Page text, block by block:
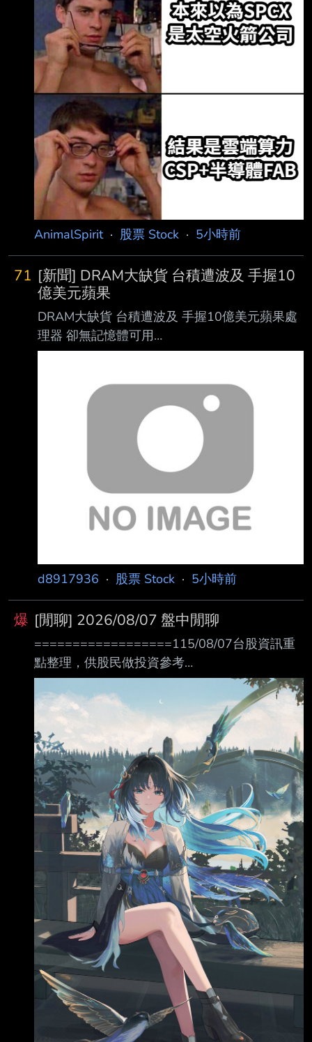
太空公司SpaceX與電動車公司特斯拉（Tesla）
初期將投入168億美元，在美國德 州格萊姆斯郡
（Grimes County）興建名為Terafab的先進AI半
導體製造園區，同時還計劃 自建天然氣發電廠以
支援電力。此時正值這兩家公司正全力爭取對未
來發展至關重要的晶 片產能。 在目前全球晶片
供應吃
AnimalSpirit· 股票 Stock · 5小時前
71 [新聞] DRAM大缺貨 台積遭波及 手握10
億美元蘋果
DRAM大缺貨 台積遭波及 手握10億美元蘋果處
理器 卻無記憶體可用
https://money.udn.com/money/story/5612/9675
01:20:54 經濟日報 編譯陳律安、記者尹慧中／
綜合報導 記憶體大缺貨，台積電（2330）傳掃
到颱風尾。業界傳出，台積電目前手握價值約10
億美 元的蘋果處理器，卻苦無DRAM，導致整個
生產交貨時程卡關，進而牽動蘋果iPhone 18系
列新機備貨狀況。 對於相關消息，至昨（6
d8917936 · 股票 Stock · 5小時前
爆 [閒聊] 2026/08/07 盤中閒聊
==================115/08/07台股資訊重
點整理，供股民做投資參考
================= 台 股 台指08 盤後
08 台指期未平倉口數 自營商 +2,602 (+1,299)
投信 +84,163 (-412) 外資 -89,383 (-2,121) 台
指選未平倉口數 自營商 -4,778 (-3,005) 投信
-2930 (-341) 外資 -1,440 (-1,120) 日經 225
首爾綜指 道瓊工業 那斯達克 標普 500
費城半導 12048.69 ▲ 3